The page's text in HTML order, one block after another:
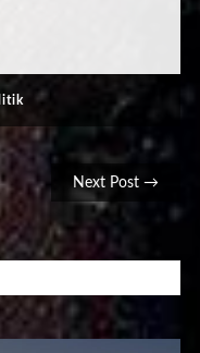
Next Post →